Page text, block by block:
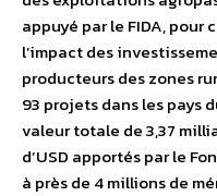
appuyé par le FIDA,
l’impact des
producteurs des zones
93 projets dans les pays
valeur totale de 3,37
d’USD apportés par le
à près de 4 millions de